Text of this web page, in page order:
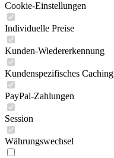
Cookie-Einstellungen
Individuelle Preise
Kunden-Wiedererkennung
Kundenspezifisches Caching
PayPal-Zahlungen
Session
Währungswechsel